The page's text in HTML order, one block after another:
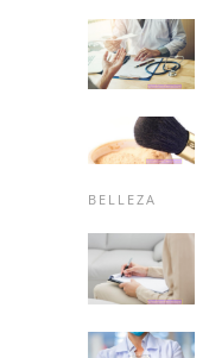
BELLEZA